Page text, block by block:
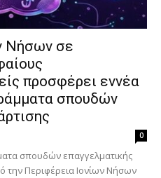
Νήσων σε
προσφέρει εννέα
σπουδών
0
σπουδών επαγγελματικής
την Περιφέρεια Ιονίων Νήσων